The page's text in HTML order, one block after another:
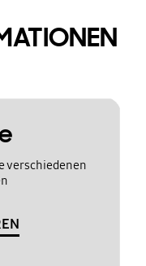
verschiedenen